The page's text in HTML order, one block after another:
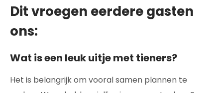
Dit vroegen eerdere gasten
ons:
Wat is een leuk uitje met tieners?
Het is belangrijk om vooral samen plannen te